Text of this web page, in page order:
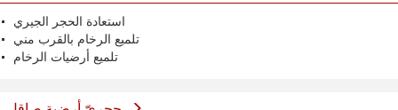
استعادة الحجر الجيري
تلميع الرخام بالقرب مني
تلميع أرضيات الرخام